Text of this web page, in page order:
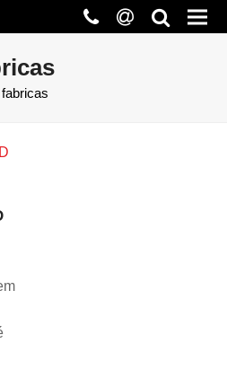
phone
at search